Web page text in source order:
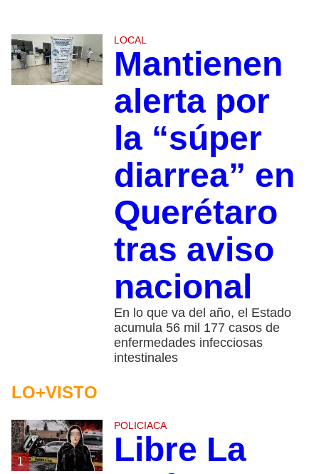
LOCAL
Mantienen
alerta por
la “súper
diarrea” en
Querétaro
tras aviso
nacional
En lo que va del año, el Estado
acumula 56 mil 177 casos de
enfermedades infecciosas
intestinales
LO+VISTO
1
POLICIACA
Libre La